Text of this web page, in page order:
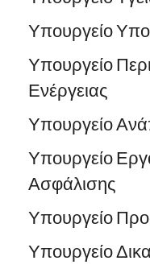
Υπουργείο
Υπουργείο
Ενέργειας
Υπουργείο
Υπουργείο
Ασφάλισης
Υπουργείο
Υπουργείο